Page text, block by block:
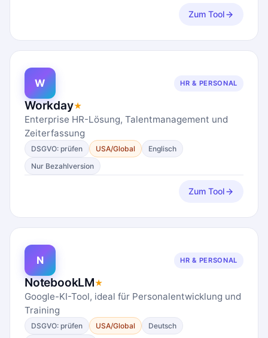
Zum Tool
W HR & PERSONAL
Workday★
Enterprise HR-Lösung, Talentmanagement und
Zeiterfassung
DSGVO: prüfen USA/Global
Englisch
Nur Bezahlversion
Zum Tool
N HR & PERSONAL
NotebookLM★
Google-KI-Tool, ideal für Personalentwicklung und
Training
DSGVO: prüfen USA/Global
Deutsch